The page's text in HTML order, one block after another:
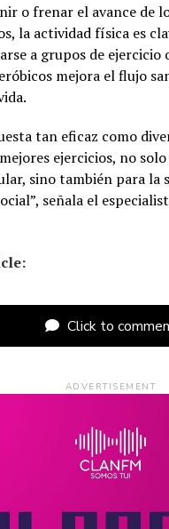
o frenar el avance de
la actividad física es
a grupos de
mejora el flujo
tan eficaz como
ejercicios, no
sino también para la
señala el
Click to
ADVERTISEMENT